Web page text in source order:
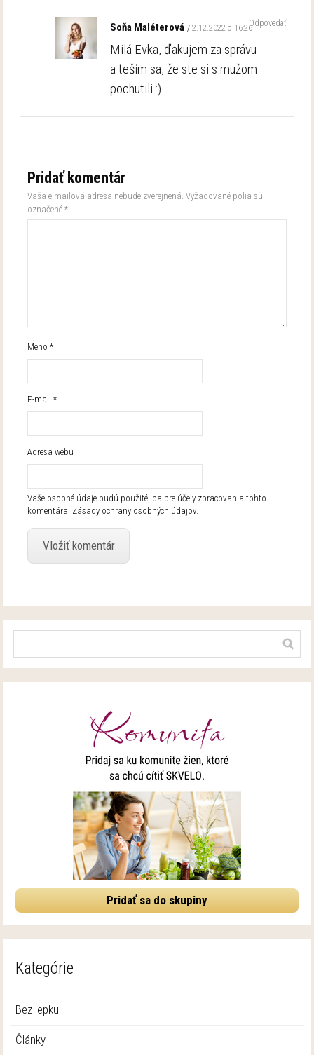
Soňa Maléterová 2.12.2022 o 16:26
Milá Evka, ďakujem za správu
a teším sa, že ste si s mužom
pochutili :)
Odpovedať
Pridať komentár
Vaša e-mailová adresa nebude zverejnená. Vyžadované polia sú
označené*
Meno*
E-mail*
Adresa webu
Vaše osobné údaje budú použité iba pre účely zpracovania tohto
komentára. Zásady ochrany osobných údajov.
Pridať sa do skupiny
Kategórie
Bez lepku
Články